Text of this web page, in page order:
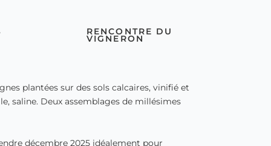
RENCONTRE DU
VIGNERON
plantées sur des sols calcaires, vinifié et
saline. Deux assemblages de millésimes
décembre 2025 idéalement pour